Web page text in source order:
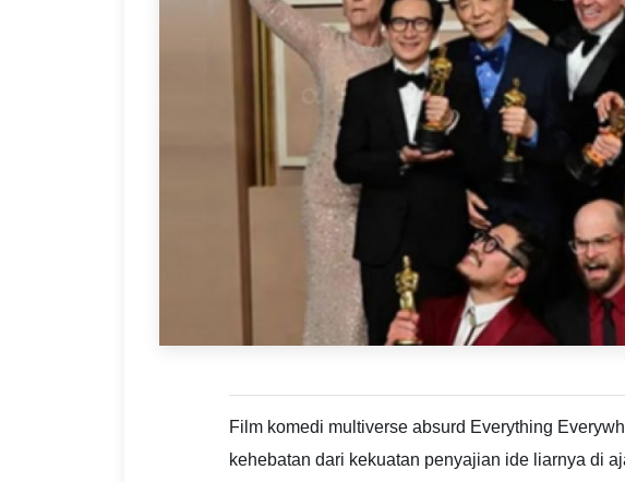
Film komedi multiverse absurd Everything
kehebatan dari kekuatan penyajian ide liarnya di